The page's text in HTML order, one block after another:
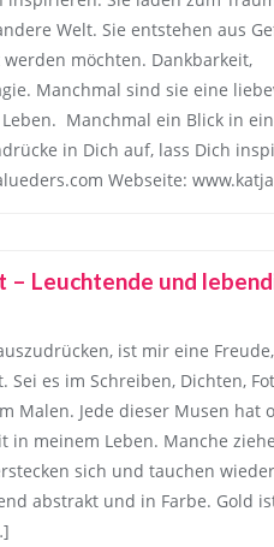
Welt. Sie entstehen aus
möchten. Dankbarkeit,
Manchmal sind sie eine
Manchmal ein Blick in
in Dich auf, lass Dich
Webseite:
– Leuchtende und
ist mir eine
Sei es im Schreiben, Dichten,
Malen. Jede dieser Musen hat
in meinem Leben. Manche
sich und tauchen
abstrakt und in Farbe. Gold